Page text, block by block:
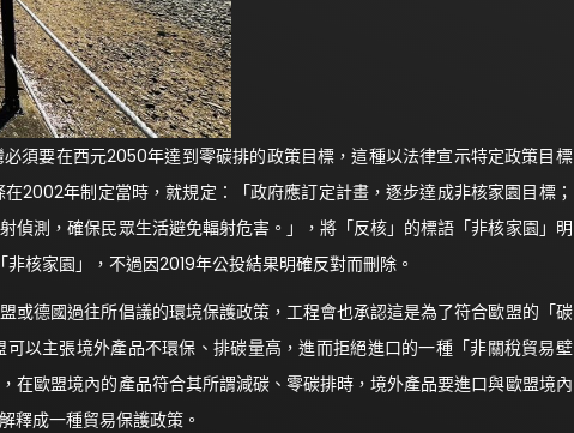
須要在西元2050年達到零碳排的政策目標，這種以法律宣示特定政策目標
2002年制定當時，就規定：「政府應訂定計畫，逐步達成非核家園目標；
偵測，確保民眾生活避免輻射危害。」，將「反核」的標語「非核家園」明
核家園」，不過因2019年公投結果明確反對而刪除。
或德國過往所倡議的環境保護政策，工程會也承認這是為了符合歐盟的「碳
以主張境外產品不環保、排碳量高，進而拒絕進口的一種「非關稅貿易壁
在歐盟境內的產品符合其所謂減碳、零碳排時，境外產品要進口與歐盟境內
釋成一種貿易保護政策。